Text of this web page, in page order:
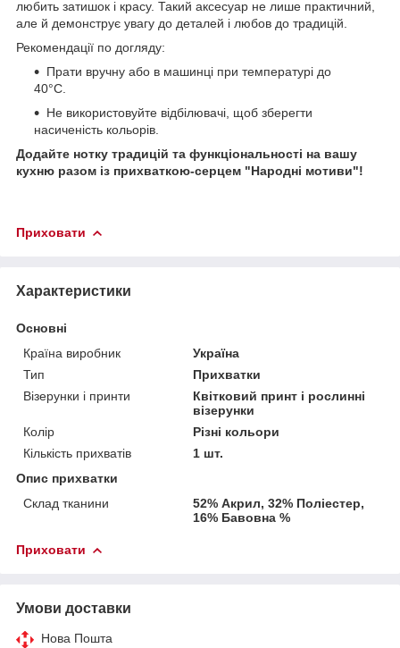
любить затишок і красу. Такий аксесуар не лише практичний,
але й демонструє увагу до деталей і любов до традицій.
Рекомендації по догляду:
Прати вручну або в машинці при температурі до
40°C.
Не використовуйте відбілювачі, щоб зберегти
насиченість кольорів.
Додайте нотку традицій та функціональності на вашу
кухню разом із прихваткою-серцем "Народні мотиви"!
Приховати
Характеристики
Основні
Країна виробник
Україна
Тип
Прихватки
Візерунки і принти
Квітковий принт і рослинні
візерунки
Колір
Різні кольори
Кількість прихватів
1 шт.
Опис прихватки
Склад тканини
52% Акрил, 32% Поліестер,
16% Бавовна %
Приховати
Умови доставки
Нова Пошта